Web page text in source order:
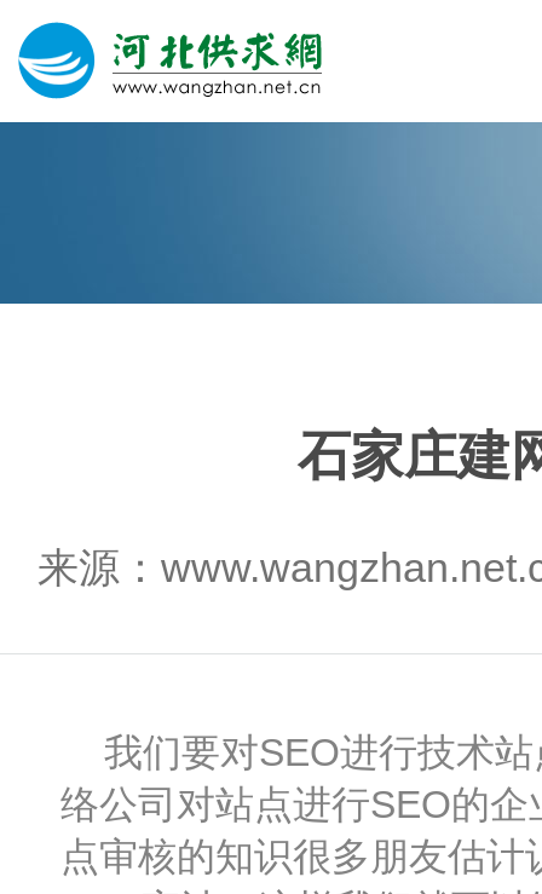
石家庄建
来源：
我们要对SEO进行技术站
络公司对站点进行SEO的
点审核的知识很多朋友估